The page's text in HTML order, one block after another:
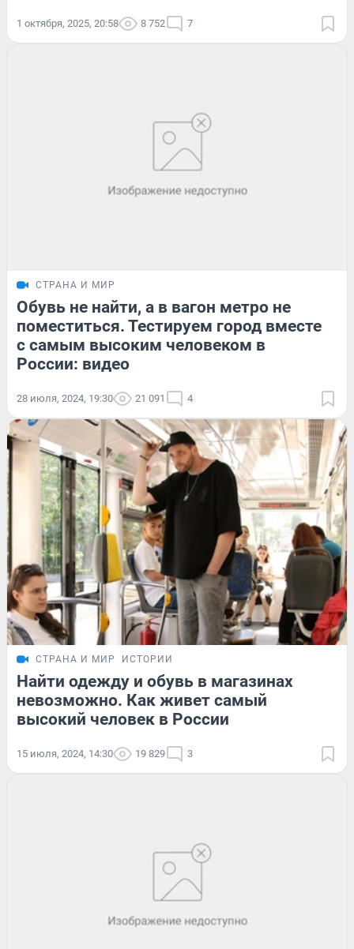
1 октября, 2025, 20:58 8 752 7
СТРАНА И МИР
Обувь не найти, а в вагон метро не
поместиться. Тестируем город вместе
с самым высоким человеком в
России: видео
28 июля, 2024, 19:30 21 091 4
СТРАНА И МИР ИСТОРИИ
Найти одежду и обувь в магазинах
невозможно. Как живет самый
высокий человек в России
15 июля, 2024, 14:30 19 829 3